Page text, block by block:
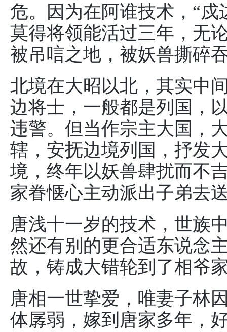
危。因为在阿谁技术，“
莫得将领能活过三年，无
被吊唁之地，被妖兽撕碎
北境在大昭以北，其实中
边将士，一般都是列国，
违警。但当作宗主大国，
辖，安抚边境列国，抒发
境，终年以妖兽肆扰而不
家眷惬心主动派出子弟去
唐浅十一岁的技术，世族
然还有别的更合适东说念
故，铸成大错轮到了相爷
唐相一世挚爱，唯妻子林
体孱弱，嫁到唐家多年，